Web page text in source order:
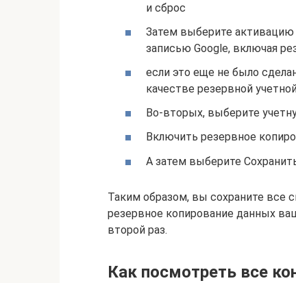
и сброс
Затем выберите активацию
записью Google, включая
если это еще не было
качестве резервной
Во-вторых, выберите
Включить резервное
А затем выберите
Таким образом, вы сохраните все
резервное копирование данных
второй раз.
Как посмотреть все